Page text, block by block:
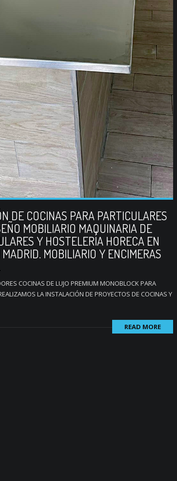
DE COCINAS PARA PARTICULARES
MOBILIARIO MAQUINARIA DE
Y HOSTELERÍA HORECA EN
MOBILIARIO Y ENCIMERAS
COCINAS DE LUJO PREMIUM MONOBLOCK PARA
LA INSTALACIÓN DE PROYECTOS DE COCINAS Y
READ MORE